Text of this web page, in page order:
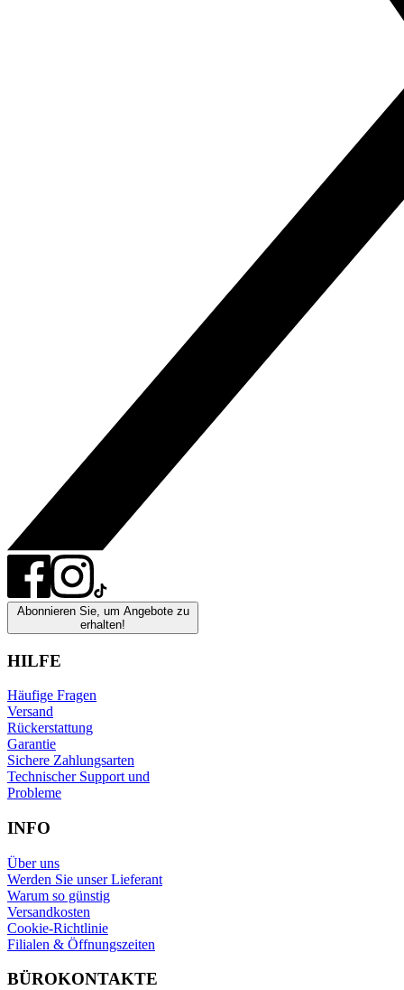
Abonnieren Sie, um Angebote zu
erhalten!
HILFE
Häufige Fragen
Versand
Rückerstattung
Garantie
Sichere Zahlungsarten
Technischer Support und
Probleme
INFO
Über uns
Werden Sie unser Lieferant
Warum so günstig
Versandkosten
Cookie-Richtlinie
Filialen & Öffnungszeiten
BÜROKONTAKTE